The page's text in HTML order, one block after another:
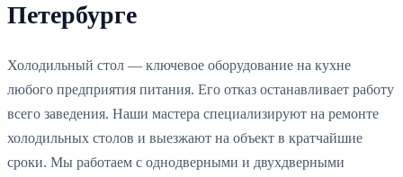
Петербурге
Холодильный стол — ключевое оборудование на кухне
любого предприятия питания. Его отказ останавливает работу
всего заведения. Наши мастера специализируют на ремонте
холодильных столов и выезжают на объект в кратчайшие
сроки. Мы работаем с однодверными и двухдверными